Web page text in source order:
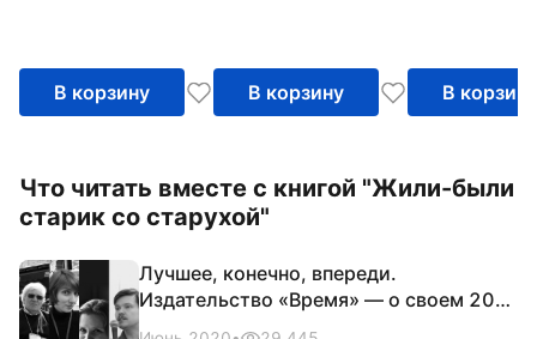
В корзину В корзину В корзину
Что читать вместе с книгой "Жили-были
старик со старухой"
Лучшее, конечно, впереди.
Издательство «Время» — о своем 20-
летии